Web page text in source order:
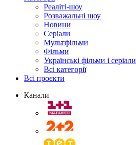
Реаліті-шоу
Розважальні шоу
Новини
Серіали
Мультфільми
Фільми
Українські фільми і серіали
Всі категорії
Всі проєкти
Канали